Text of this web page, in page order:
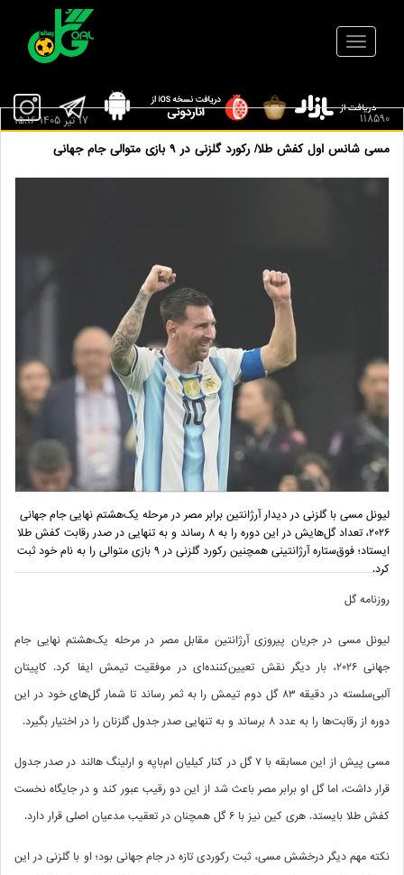
118590
مسی شانس اول کفش طلا/ رکورد گلزنی در ۹ بازی متوالی جام جهانی
17 تير 1405 15:16
لیونل مسی با گلزنی در دیدار آرژانتین برابر مصر در مرحله یک‌هشتم نهایی جام جهانی
۲۰۲۶، تعداد گل‌هایش در این دوره را به ۸ رساند و به تنهایی در صدر رقابت کفش طلا
ایستاد؛ فوق‌ستاره آرژانتینی همچنین رکورد گلزنی در ۹ بازی متوالی را به نام خود ثبت
کرد.
روزنامه گل
لیونل مسی در جریان پیروزی آرژانتین مقابل مصر در مرحله یک‌هشتم نهایی جام
جهانی ۲۰۲۶، بار دیگر نقش تعیین‌کننده‌ای در موفقیت تیمش ایفا کرد. کاپیتان
آلبی‌سلسته در دقیقه ۸۳ گل دوم تیمش را به ثمر رساند تا شمار گل‌های خود در این
دوره از رقابت‌ها را به عدد ۸ برساند و به تنهایی صدر جدول گلزنان را در اختیار بگیرد.
مسی پیش از این مسابقه با ۷ گل در کنار کیلیان ام‌باپه و ارلینگ هالند در صدر جدول
قرار داشت، اما گل او برابر مصر باعث شد از این دو رقیب عبور کند و در جایگاه نخست
کفش طلا بایستد. هری کین نیز با ۶ گل همچنان در تعقیب مدعیان اصلی قرار دارد.
نکته مهم دیگر درخشش مسی، ثبت رکوردی تازه در جام جهانی بود؛ او با گلزنی در این